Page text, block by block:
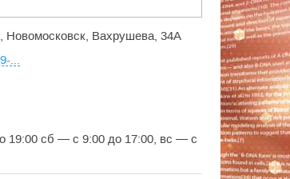
Новомосковск, Вахрушева, 34А
...
19:00 сб — с 9:00 до 17:00, вс — с